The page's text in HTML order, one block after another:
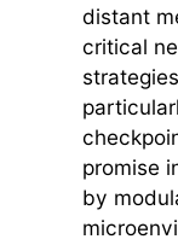
distant
critical
promise
by